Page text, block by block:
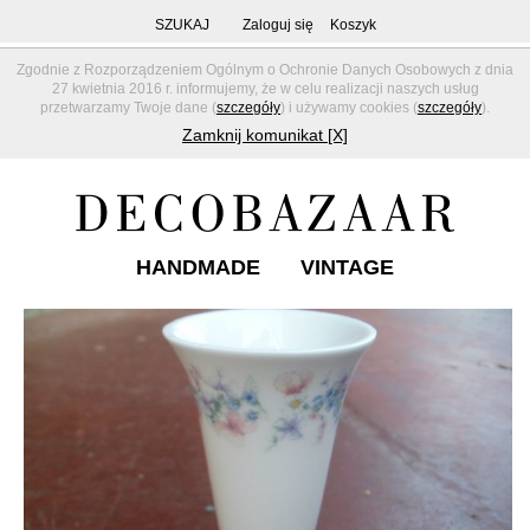
Zgodnie z Rozporządzeniem Ogólnym o Ochronie Danych Osobowych z dnia
27 kwietnia 2016 r. informujemy, że w celu realizacji naszych usług
przetwarzamy Twoje dane (szczegóły) i używamy cookies (szczegóły).
Zamknij komunikat [X]
SZUKAJ Zaloguj się Koszyk
HANDMADE VINTAGE